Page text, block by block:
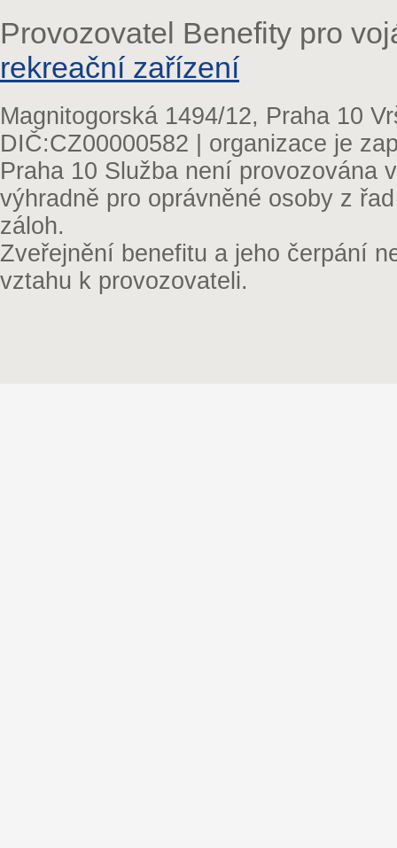
Provozovatel Benefity pro
rekreační zařízení
Magnitogorská 1494/12, Praha 10
DIČ:CZ00000582 | organizace je
Praha 10 Služba není provozována
výhradně pro oprávněné osoby z
záloh.
Zveřejnění benefitu a jeho čerpání
vztahu k provozovateli.